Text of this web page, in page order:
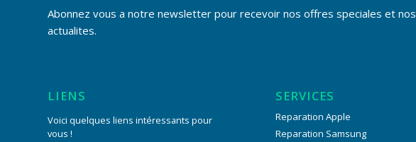
Abonnez vous a notre newsletter pour recevoir nos offres speciales et nos
actualites.
LIENS
Voici quelques liens intéressants pour
vous !
SERVICES
Reparation Apple
Reparation Samsung